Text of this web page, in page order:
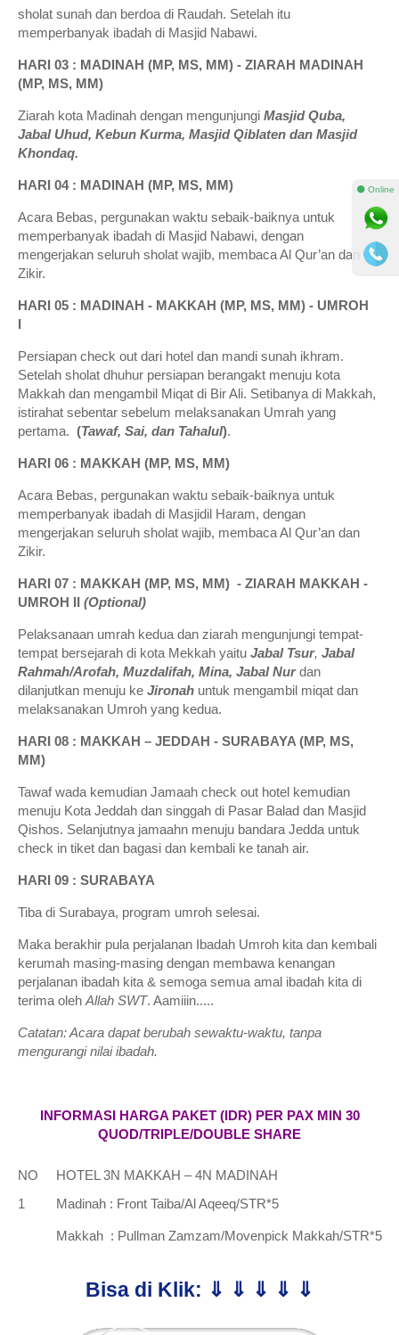
sholat sunah dan berdoa di Raudah. Setelah itu
memperbanyak ibadah di Masjid Nabawi.
HARI 03 : MADINAH (MP, MS, MM) - ZIARAH MADINAH
(MP, MS, MM)
Ziarah kota Madinah dengan mengunjungi Masjid Quba,
Jabal Uhud, Kebun Kurma, Masjid Qiblaten dan Masjid
Khondaq.
HARI 04 : MADINAH (MP, MS, MM)
Acara Bebas, pergunakan waktu sebaik-baiknya untuk
memperbanyak ibadah di Masjid Nabawi, dengan
mengerjakan seluruh sholat wajib, membaca Al Qur’an dan
Zikir.
HARI 05 : MADINAH - MAKKAH (MP, MS, MM) - UMROH
I
Persiapan check out dari hotel dan mandi sunah ikhram.
Setelah sholat dhuhur persiapan berangakt menuju kota
Makkah dan mengambil Miqat di Bir Ali. Setibanya di Makkah,
istirahat sebentar sebelum melaksanakan Umrah yang
pertama. (Tawaf, Sai, dan Tahalul).
HARI 06 : MAKKAH (MP, MS, MM)
Acara Bebas, pergunakan waktu sebaik-baiknya untuk
memperbanyak ibadah di Masjidil Haram, dengan
mengerjakan seluruh sholat wajib, membaca Al Qur’an dan
Zikir.
HARI 07 : MAKKAH (MP, MS, MM) - ZIARAH MAKKAH -
UMROH II (Optional)
Pelaksanaan umrah kedua dan ziarah mengunjungi tempat-
tempat bersejarah di kota Mekkah yaitu Jabal Tsur, Jabal
Rahmah/Arofah, Muzdalifah, Mina, Jabal Nurdan
dilanjutkan menuju ke Jironah untuk mengambil miqat dan
melaksanakan Umroh yang kedua.
HARI 08 : MAKKAH – JEDDAH - SURABAYA (MP, MS,
MM)
Tawaf wada kemudian Jamaah check out hotel kemudian
menuju Kota Jeddah dan singgah di Pasar Balad dan Masjid
Qishos. Selanjutnya jamaahn menuju bandara Jedda untuk
check in tiket dan bagasi dan kembali ke tanah air.
HARI 09 : SURABAYA
Tiba di Surabaya, program umroh selesai.
Maka berakhir pula perjalanan Ibadah Umroh kita dan kembali
kerumah masing-masing dengan membawa kenangan
perjalanan ibadah kita & semoga semua amal ibadah kita di
terima oleh Allah SWT. Aamiiin.....
Catatan: Acara dapat berubah sewaktu-waktu, tanpa
mengurangi nilai ibadah.
INFORMASI HARGA PAKET (IDR) PER PAX MIN 30
QUOD/TRIPLE/DOUBLE SHARE
NO
HOTEL 3N MAKKAH – 4N MADINAH
1
Madinah : Front Taiba/Al Aqeeq/STR*5
Makkah : Pullman Zamzam/Movenpick Makkah/STR*5
Bisa di Klik: ⇓ ⇓ ⇓ ⇓ ⇓
⚫ Online